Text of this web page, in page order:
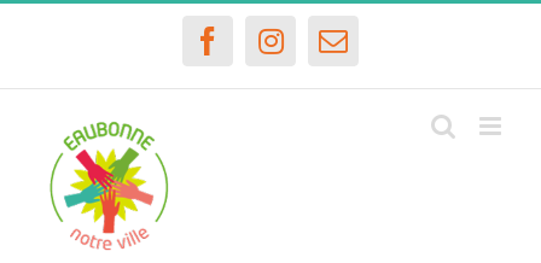
FacebookInstagram
Email